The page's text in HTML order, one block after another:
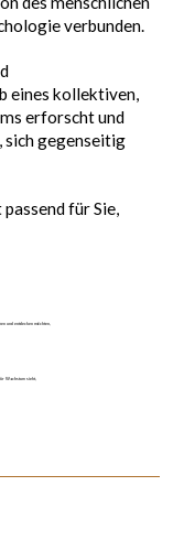
verbunden.
eines kollektiven,
erforscht und
sich gegenseitig
für Sie,
und entdecken möchten,
Wachstum sieht,